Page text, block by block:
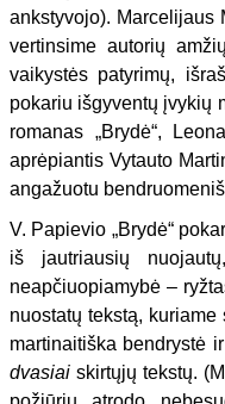
ankstyvojo). Marcelijaus
vertinsime autorių
vaikystės patyrimų,
pokariu išgyventų įvykių
romanas „Brydė“,
aprėpiantis Vytauto
angažuotu
V. Papievio „Brydė“
iš jautriausių
neapčiuopiamybė –
nuostatų tekstą,
martinaitiška bendrystė
dvasiai skirtųjų tekstų.